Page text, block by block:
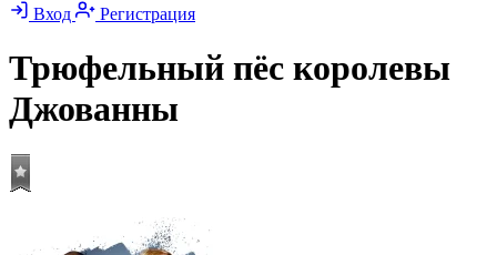
Вход
Регистрация
Трюфельный пёс королевы
Джованны